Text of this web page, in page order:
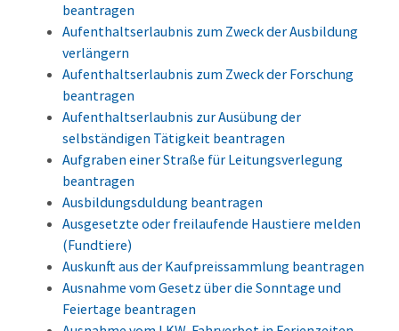
beantragen
Aufenthaltserlaubnis zum Zweck der Ausbildung
verlängern
Aufenthaltserlaubnis zum Zweck der Forschung
beantragen
Aufenthaltserlaubnis zur Ausübung der
selbständigen Tätigkeit beantragen
Aufgraben einer Straße für Leitungsverlegung
beantragen
Ausbildungsduldung beantragen
Ausgesetzte oder freilaufende Haustiere melden
(Fundtiere)
Auskunft aus der Kaufpreissammlung beantragen
Ausnahme vom Gesetz über die Sonntage und
Feiertage beantragen